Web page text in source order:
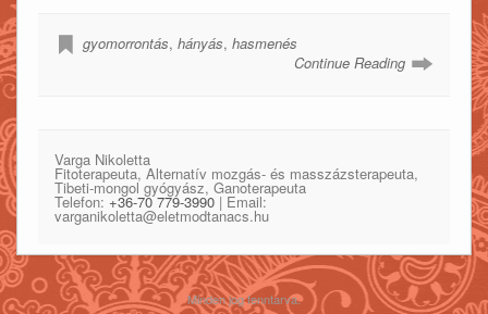
gyomorrontás, hányás, hasmenés
Continue Reading
Varga Nikoletta
Fitoterapeuta, Alternatív mozgás- és masszázsterapeuta,
Tibeti-mongol gyógyász, Ganoterapeuta
Telefon: +36-70 779-3990| Email:
varganikoletta@eletmodtanacs.hu
Minden jog fenntarva.